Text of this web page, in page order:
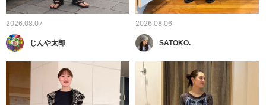
2026.08.07
じんや太郎
2026.08.06
SATOKO.